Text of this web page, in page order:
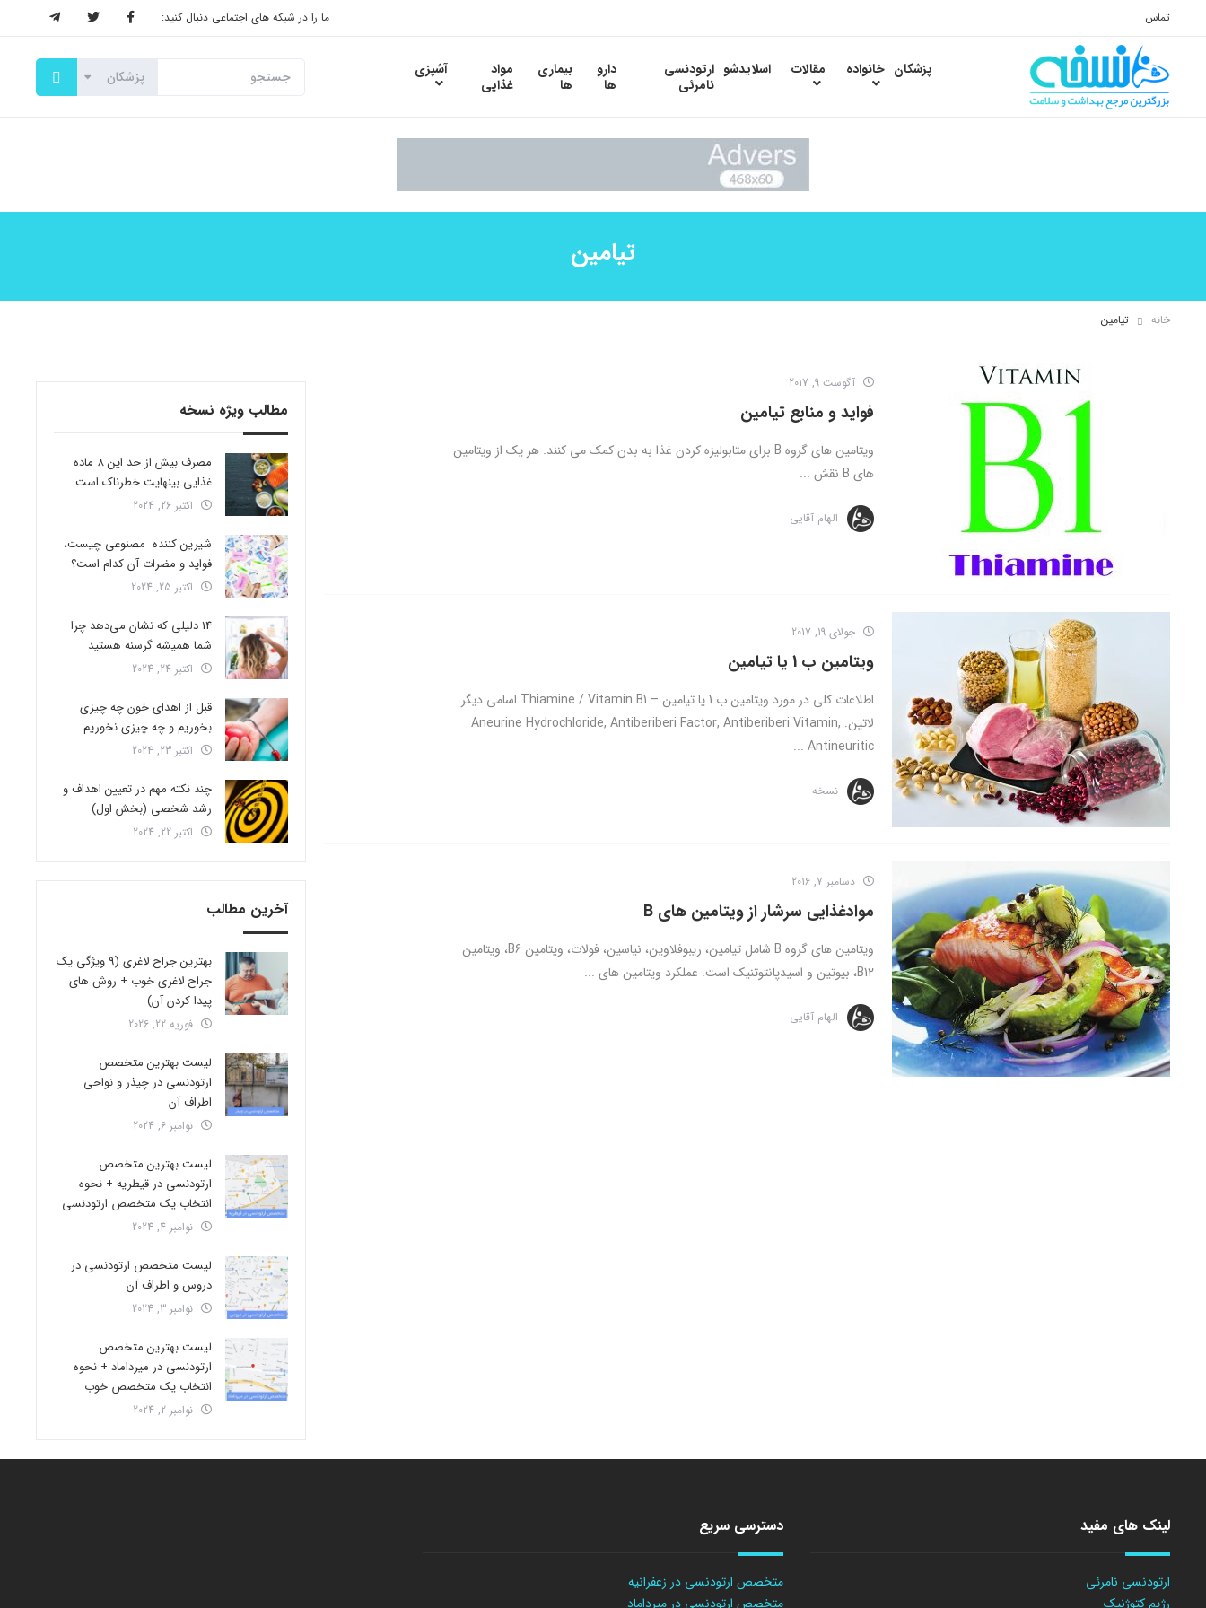
تماس ما را در شبکه های اجتماعی دنبال کنید:
پزشکان خانواده مقالات اسلایدشو ارتودنسی
نامرئی
دارو
ها
بیماری
ها
مواد
غذایی
آشپزی
تیامین
خانه تیامین
آگوست 9, 2017
فواید و منابع تیامین
ویتامین های گروه B برای متابولیزه کردن غذا به بدن کمک می کنند. هر یک از ویتامین
های B نقش ...
الهام آقایی
جولای 19, 2017
ویتامین ب 1 یا تیامین
اطلاعات کلی در مورد ویتامین ب 1 یا تیامین – Thiamine / Vitamin B1 اسامی دیگر
لاتین: Aneurine Hydrochloride, Antiberiberi Factor, Antiberiberi Vitamin,
Antineuritic ...
نسخه
دسامبر 7, 2016
موادغذایی سرشار از ویتامین های B
ویتامین های گروه B شامل تیامین، ریبوفلاوین، نیاسین، فولات، ویتامین B6، ویتامین
B12، بیوتین و اسیدپانتوتنیک است. عملکرد ویتامین های ...
الهام آقایی
مطالب ویژه نسخه
مصرف بیش از حد این 8 ماده
غذایی بینهایت خطرناک است
اکتبر 26, 2024
شیرین کننده مصنوعی چیست،
فواید و مضرات آن کدام است؟
اکتبر 25, 2024
14 دلیلی که نشان می‌دهد چرا
شما همیشه گرسنه هستید
اکتبر 24, 2024
قبل از اهدای خون چه چیزی
بخوریم و چه چیزی نخوریم
اکتبر 23, 2024
چند نکته مهم در تعیین اهداف و
رشد شخصی (بخش اول)
اکتبر 22, 2024
آخرین مطالب
بهترین جراح لاغری (9 ویژگی یک
جراح لاغری خوب + روش های
پیدا کردن آن)
فوریه 22, 2026
لیست بهترین متخصص
ارتودنسی در چیذر و نواحی
اطراف آن
نوامبر 6, 2024
لیست بهترین متخصص
ارتودنسی در قیطریه + نحوه
انتخاب یک متخصص ارتودنسی
نوامبر 4, 2024
لیست متخصص ارتودنسی در
دروس و اطراف آن
نوامبر 3, 2024
لیست بهترین متخصص
ارتودنسی در میرداماد + نحوه
انتخاب یک متخصص خوب
نوامبر 2, 2024
لینک های مفید
ارتودنسی نامرئی
رژیم کتوژنیک
دسترسی سریع
متخصص ارتودنسی در زعفرانیه
متخصص ارتودنسی در میرداماد